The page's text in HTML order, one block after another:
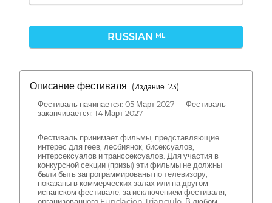
RUSSIAN ML
Описание фестиваля
( Издание: 23)
Фестиваль начинается: 05 Март 2027 Фестиваль
заканчивается: 14 Март 2027
Фестиваль принимает фильмы, представляющие
интерес для геев, лесбиянок, бисексуалов,
интерсексуалов и транссексуалов. Для участия в
конкурсной секции (призы) эти фильмы не должны
были быть запрограммированы по телевизору,
показаны в коммерческих залах или на другом
испанском фестивале, за исключением фестиваля,